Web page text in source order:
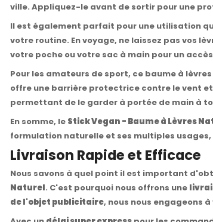
ville. Appliquez-le avant de sortir pour une
Il est également parfait pour une utilisation
votre routine. En voyage, ne laissez pas vos
votre poche ou votre sac à main pour un
Pour les amateurs de sport, ce baume à
offre une barrière protectrice contre le vent
permettant de le garder à portée de main à
En somme, le Stick Vegan - Baume à Lèvres
formulation naturelle et ses multiples
Livraison Rapide et Efficace
Nous savons à quel point il est important
Naturel. C'est pourquoi nous offrons une
de l'objet publicitaire, nous nous engageons